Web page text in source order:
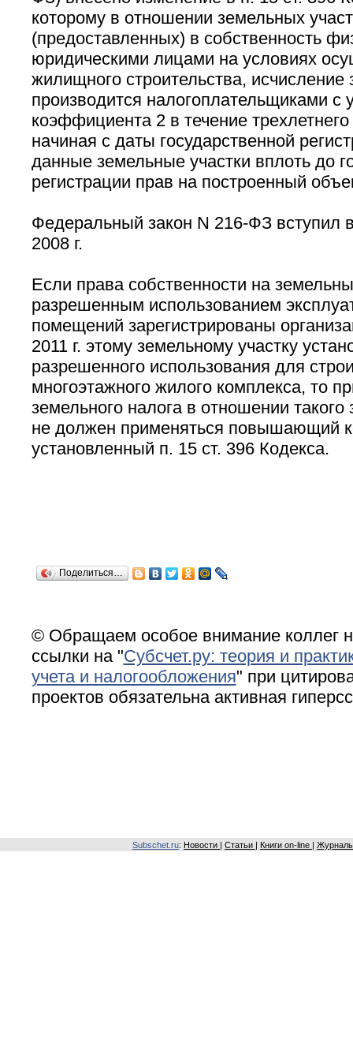
которому в отношении земельных
(предоставленных) в собственность
юридическими лицами на условиях
жилищного строительства, исчисление
производится налогоплательщиками с
коэффициента 2 в течение трехлетнего
начиная с даты государственной
данные земельные участки вплоть до
регистрации прав на построенный
Федеральный закон N 216-ФЗ вступил
2008 г.
Если права собственности на
разрешенным использованием
помещений зарегистрированы
2011 г. этому земельному участку
разрешенного использования для
многоэтажного жилого комплекса, то
земельного налога в отношении такого
не должен применяться повышающий
установленный п. 15 ст. 396 Кодекса.
Поделиться…
© Обращаем особое внимание коллег
ссылки на "Субсчет.ру: теория и
учета и налогообложения" при
проектов обязательна активная
Subschet.ru: Новости Статьи Книги on-line